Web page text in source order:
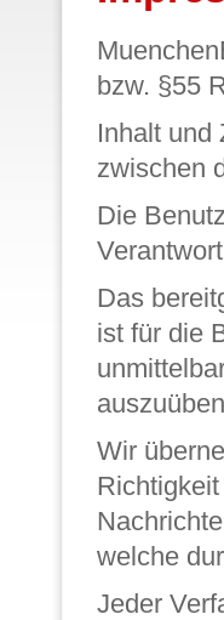
bzw. §55
Inhalt und
zwischen
Die
Das
ist für die
Wir
welche
Jeder